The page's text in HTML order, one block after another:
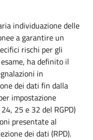
individuazione delle
a garantire un
rischi per gli
ha definito il
in
dei dati fin dalla
impostazione
25 e 32 del RGPD)
presentate al
dei dati (RPD).